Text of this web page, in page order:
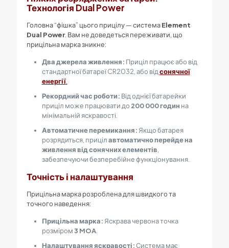
Технологія Dual Power
Головна “фішка” цього прицілу — системаElement
Dual Power. Вам не доведеться переживати, що
прицільна марка зникне:
Два джерела живлення: Приціл працює або від
стандартної батареї CR2032, або відсонячної
енергії.
Рекордний час роботи: Від однієї батарейки
приціл може працювати до 200 000годин на
мінімальній яскравості.
Автоматичне перемикання: Якщо батарея
розрядиться, прицілавтоматично перейде на
живлення від сонячних елементів
забезпечуючи безперебійне функціонування.
Точність і налаштування
Прицільна марка розроблена для швидкого та
точного наведення:
Прицільна марка: Яскрава червона точка
розміром3 MOA.
Налаштування яскравості:Система має